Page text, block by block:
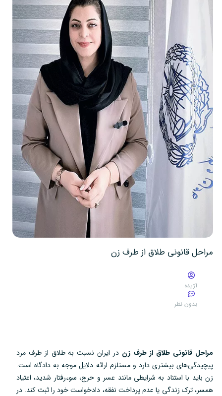
مراحل قانونی طلاق از طرف زن
آژیده
بدون نظر
مراحل قانونی طلاق از طرف زن در ایران نسبت به طلاق از طرف مرد
پیچیدگی‌های بیشتری دارد و مستلزم ارائه دلایل موجه به دادگاه است.
زن باید با استناد به شرایطی مانند عسر و حرج، سوءرفتار شدید، اعتیاد
همسر، ترک زندگی یا عدم پرداخت نفقه، دادخواست خود را ثبت کند. در